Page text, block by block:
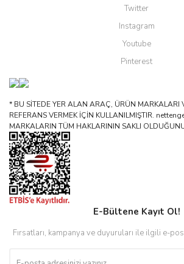
Twitter
Instagram
Youtube
Pinterest
* BU SİTEDE YER ALAN ARAÇ, ÜRÜN MARKALARI
REFERANS VERMEK İÇİN KULLANILMIŞTIR.
MARKALARIN TÜM HAKLARININ SAKLI
E-Bültene Kayıt Ol!
Fırsatları, kampanya ve duyuruları ile ilgili e-